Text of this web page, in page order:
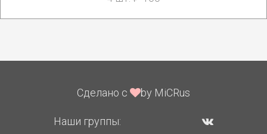
Сделано с by MiCRus
Наши группы: